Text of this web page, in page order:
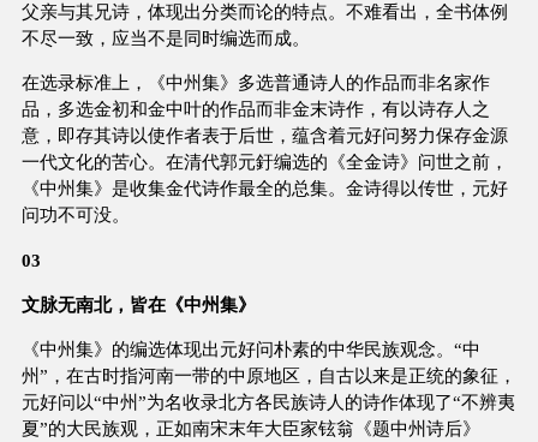
父亲与其兄诗，体现出分类而论的特点。不难看出，全书体例
不尽一致，应当不是同时编选而成。
在选录标准上，《中州集》多选普通诗人的作品而非名家作
品，多选金初和金中叶的作品而非金末诗作，有以诗存人之
意，即存其诗以使作者表于后世，蕴含着元好问努力保存金源
一代文化的苦心。在清代郭元釪编选的《全金诗》问世之前，
《中州集》是收集金代诗作最全的总集。金诗得以传世，元好
问功不可没。
03
文脉无南北，皆在《中州集》
《中州集》的编选体现出元好问朴素的中华民族观念。“中
州”，在古时指河南一带的中原地区，自古以来是正统的象征，
元好问以“中州”为名收录北方各民族诗人的诗作体现了“不辨夷
夏”的大民族观，正如南宋末年大臣家铉翁《题中州诗后》